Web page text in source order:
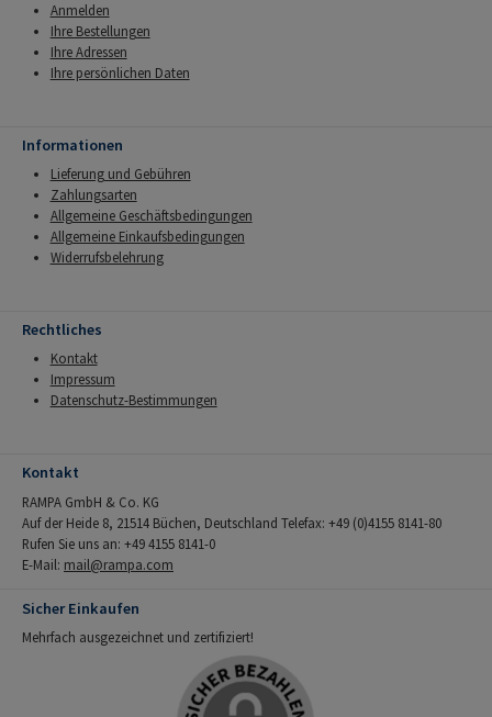
Anmelden
Ihre Bestellungen
Ihre Adressen
Ihre persönlichen Daten
Informationen
Lieferung und Gebühren
Zahlungsarten
Allgemeine Geschäftsbedingungen
Allgemeine Einkaufsbedingungen
Widerrufsbelehrung
Rechtliches
Kontakt
Impressum
Datenschutz-Bestimmungen
Kontakt
RAMPA GmbH & Co. KG
Auf der Heide 8, 21514 Büchen, Deutschland Telefax: +49 (0)4155 8141-80
Rufen Sie uns an: +49 4155 8141-0
E-Mail: mail@rampa.com
Sicher Einkaufen
Mehrfach ausgezeichnet und zertifiziert!